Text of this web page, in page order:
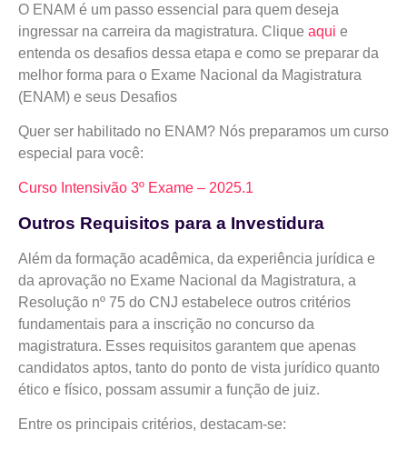
O ENAM é um passo essencial para quem deseja
ingressar na carreira da magistratura. Clique aqui e
entenda os desafios dessa etapa e como se preparar da
melhor forma para o Exame Nacional da Magistratura
(ENAM) e seus Desafios
Quer ser habilitado no ENAM? Nós preparamos um curso
especial para você:
Curso Intensivão 3º Exame – 2025.1
Outros Requisitos para a Investidura
Além da formação acadêmica, da experiência jurídica e
da aprovação no Exame Nacional da Magistratura, a
Resolução nº 75 do CNJ estabelece outros critérios
fundamentais para a inscrição no concurso da
magistratura. Esses requisitos garantem que apenas
candidatos aptos, tanto do ponto de vista jurídico quanto
ético e físico, possam assumir a função de juiz.
Entre os principais critérios, destacam-se: